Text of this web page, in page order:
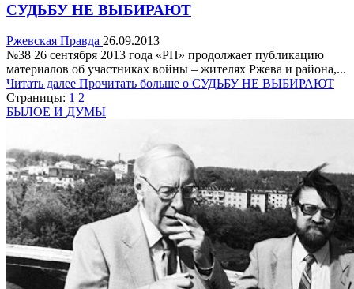
СУДЬБУ НЕ ВЫБИРАЮТ
Ржевская Правда 26.09.2013
№38 26 сентября 2013 года «РП» продолжает публикацию
материалов об участниках войны – жителях Ржева и района,...
Читать далее Прочитать больше о СУДЬБУ НЕ ВЫБИРАЮТ
Страницы: 1 2
БЫЛОЕ И ДУМЫ